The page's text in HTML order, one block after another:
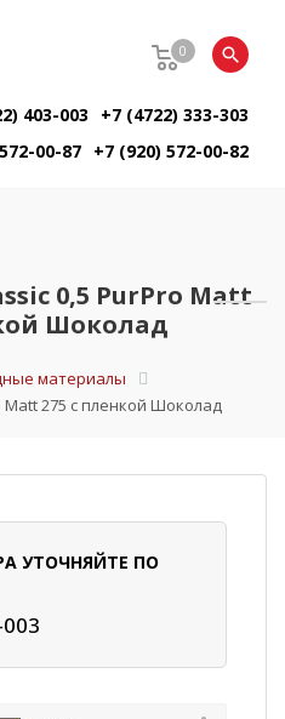
0
403-003
+7 (4722) 333-303
00-87 +7 (920) 572-00-82
0,5 PurPro Matt
Шоколад
материалы
Matt 275 с пленкой Шоколад
УТОЧНЯЙТЕ ПО